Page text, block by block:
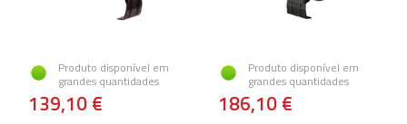
Produto disponível em
grandes quantidades
139,10 €
Produto disponível em
grandes quantidades
186,10 €